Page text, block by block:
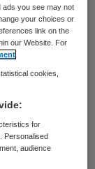
vvt-
In
ads you see may not
your choices or
link on the
our Website. For
cookies,
for
Personalised
audience